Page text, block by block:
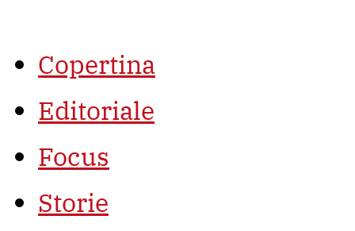
Copertina
Editoriale
Focus
Storie